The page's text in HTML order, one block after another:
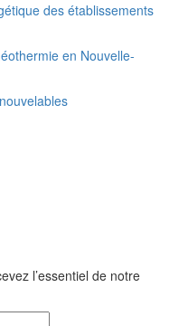
des établissements
en Nouvelle-
l’essentiel de notre